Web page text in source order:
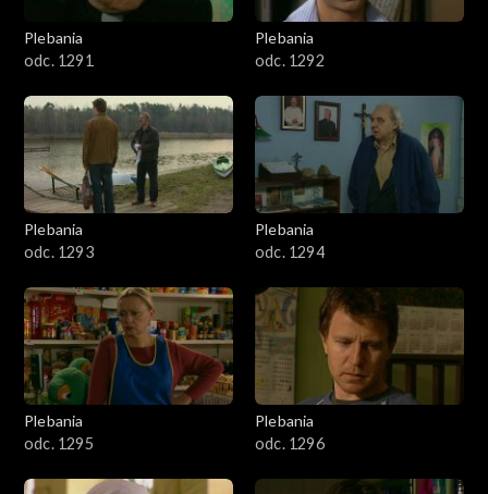
Plebania
odc. 1291
Plebania
odc. 1292
Plebania
odc. 1293
Plebania
odc. 1294
Plebania
odc. 1295
Plebania
odc. 1296